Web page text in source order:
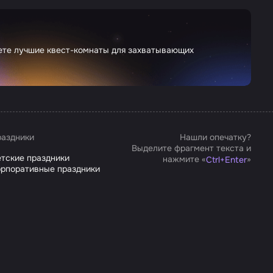
лучшие квест-комнаты для захватывающих
праздники
праздники
Нашли опечатку?
Выделите фрагмент текста и
нажмите «Ctrl+Enter»